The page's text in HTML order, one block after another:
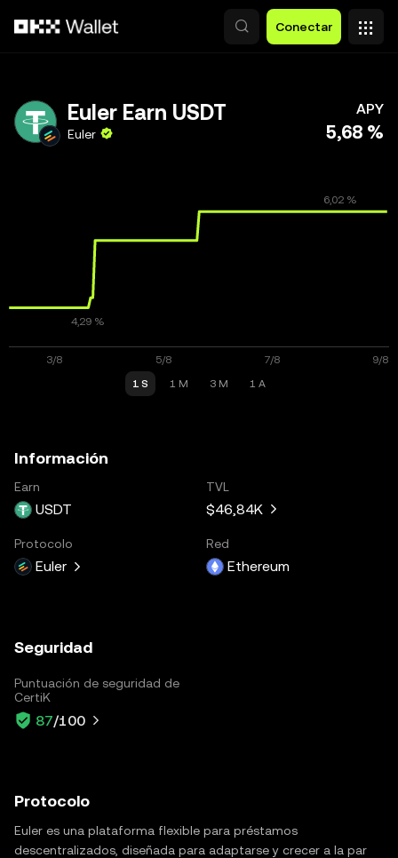
Conectar
Euler Earn USDT
Euler
APY
5,68 %
1 S 1 M 3 M 1 A
Información
Earn
USDT
TVL
$46,84K
Protocolo
Euler
Red
Ethereum
Seguridad
Puntuación de seguridad de
CertiK
87/100
Protocolo
Euler es una plataforma flexible para préstamos
descentralizados, diseñada para adaptarse y crecer a la par